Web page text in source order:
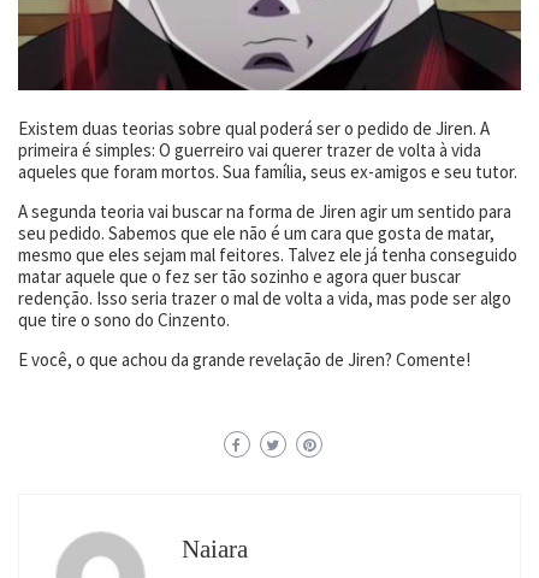
Existem duas teorias sobre qual poderá ser o pedido de Jiren. A
primeira é simples: O guerreiro vai querer trazer de volta à vida
aqueles que foram mortos. Sua família, seus ex-amigos e seu tutor.
A segunda teoria vai buscar na forma de Jiren agir um sentido para
seu pedido. Sabemos que ele não é um cara que gosta de matar,
mesmo que eles sejam mal feitores. Talvez ele já tenha conseguido
matar aquele que o fez ser tão sozinho e agora quer buscar
redenção. Isso seria trazer o mal de volta a vida, mas pode ser algo
que tire o sono do Cinzento.
E você, o que achou da grande revelação de Jiren? Comente!
Naiara